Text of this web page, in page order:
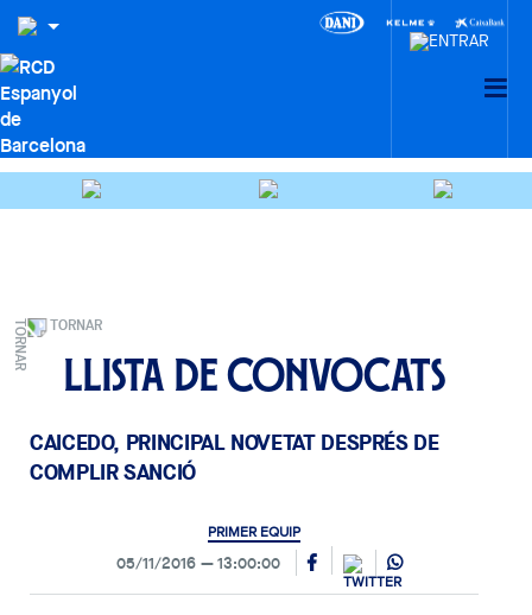
TORNAR
Llista de convocats
CAICEDO, PRINCIPAL NOVETAT DESPRÉS DE
COMPLIR SANCIÓ
PRIMER EQUIP
05/11/2016 13:00:00